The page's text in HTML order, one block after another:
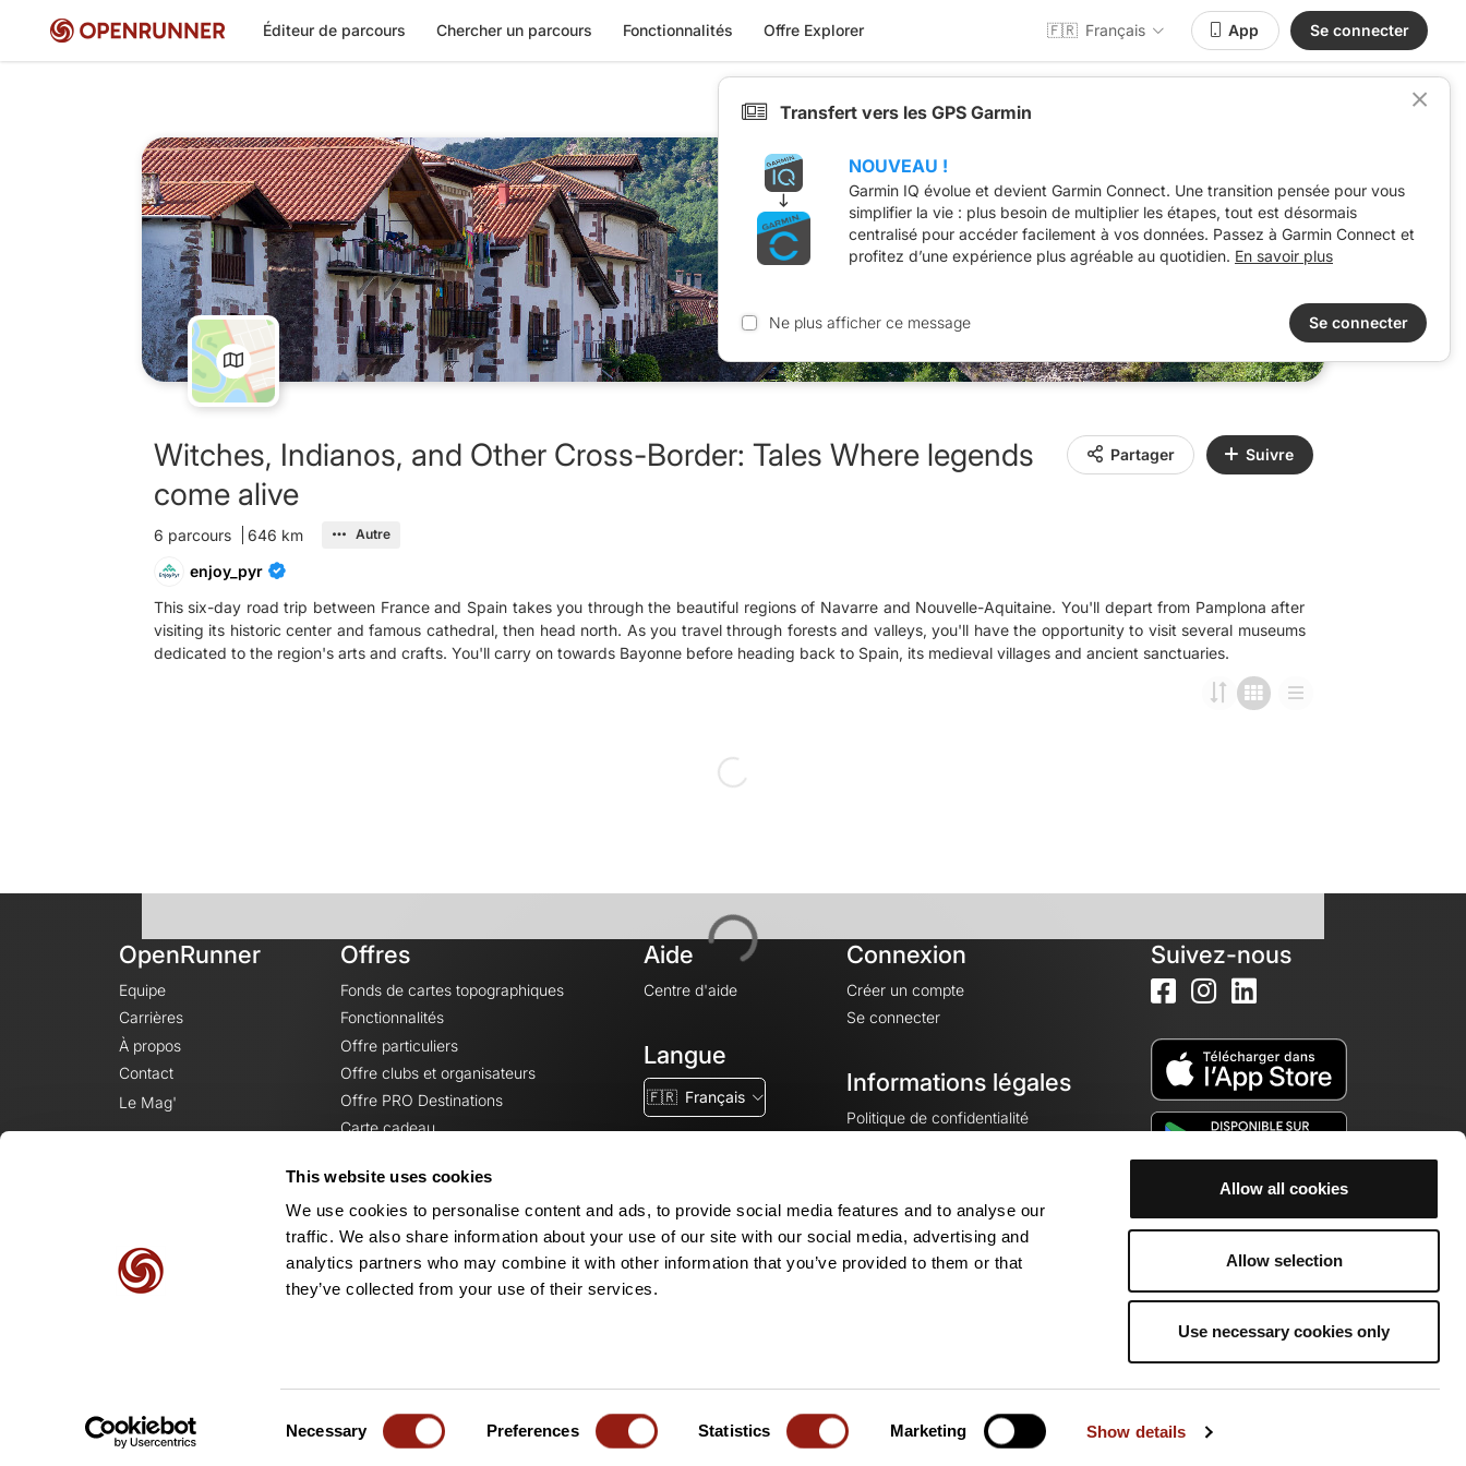
This website uses cookies
We use cookies to personalise content and ads, to provide social media features and to analyse our
traffic. We also share information about your use of our site with our social media, advertising and
analytics partners who may combine it with other information that you’ve provided to them or that
they’ve collected from your use of their services.
Necessary Preferences Statistics Marketing Show details
Allow all cookies
Allow selection
Use necessary cookies only
Éditeur de parcours Chercher un parcours Fonctionnalités Offre Explorer 🇫🇷 Français App Se connecter
Witches, Indianos, and Other Cross-Border: Tales Where legends
come alive
Partager Suivre
6 parcours 646 km Autre
enjoy_pyr
This six-day road trip between France and Spain takes you through the beautiful regions of Navarre and Nouvelle-Aquitaine. You'll depart from Pamplona after
visiting its historic center and famous cathedral, then head north. As you travel through forests and valleys, you'll have the opportunity to visit several museums
Vue carte
OpenRunner
Equipe
Carrières
À propos
Contact
Le Mag'
Offres
Fonds de cartes topographiques
Fonctionnalités
Offre particuliers
Offre clubs et organisateurs
Offre PRO Destinations
Carte cadeau
Aide
Centre d'aide
Langue
🇫🇷 Français
Connexion
Créer un compte
Se connecter
Informations légales
Politique de confidentialité
Mentions légales
Paramètres des cookies
Suivez-nous
Créez un compte et rejoignez la communauté de passionnés !
Transfert vers les GPS Garmin
NOUVEAU !
Garmin IQ évolue et devient Garmin Connect. Une transition pensée pour vous
simplifier la vie : plus besoin de multiplier les étapes, tout est désormais
centralisé pour accéder facilement à vos données. Passez à Garmin Connect et
profitez d’une expérience plus agréable au quotidien. En savoir plus
Ne plus afficher ce message Se connecter